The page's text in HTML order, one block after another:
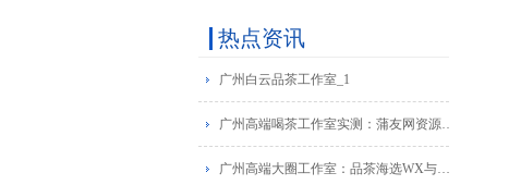
热点资讯
广州白云品茶工作室_1
广州高端喝茶工作室实测：蒲友网资源与葵花蒲点网对比
广州高端大圈工作室：品茶海选WX与佛山蒲典网广告推荐